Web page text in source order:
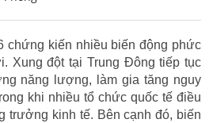
chứng kiến nhiều biến động phức
Xung đột tại Trung Đông tiếp tục
năng lượng, làm gia tăng nguy
khi nhiều tổ chức quốc tế điều
trưởng kinh tế. Bên cạnh đó, biến